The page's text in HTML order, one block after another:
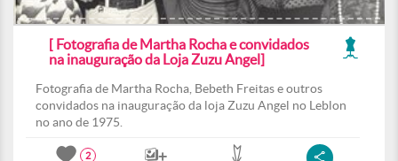
[ Fotografia de Martha Rocha e convidados
na inauguração da Loja Zuzu Angel]
Fotografia de Martha Rocha, Bebeth Freitas e outros
convidados na inauguração da loja Zuzu Angel no Leblon
no ano de 1975.
2